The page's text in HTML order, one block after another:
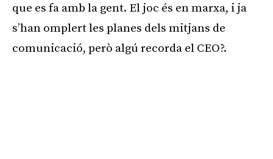
que es fa amb la gent. El joc és en marxa, i ja
s’han omplert les planes dels mitjans de
comunicació, però algú recorda el CEO?.